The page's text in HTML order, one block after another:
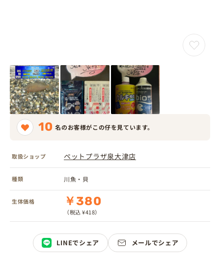
10 名のお客様がこの仔を見ています。
取扱ショップ ペットプラザ泉大津店
種類 川魚・貝
生体価格 ￥380
（税込 ¥418）
LINEでシェア メールでシェア